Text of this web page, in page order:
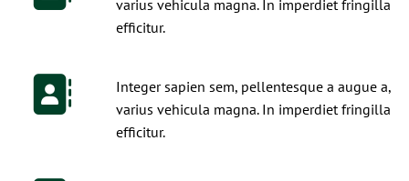
varius vehicula magna. In imperdiet fringilla
efficitur.
Integer sapien sem, pellentesque a augue a,
varius vehicula magna. In imperdiet fringilla
efficitur.